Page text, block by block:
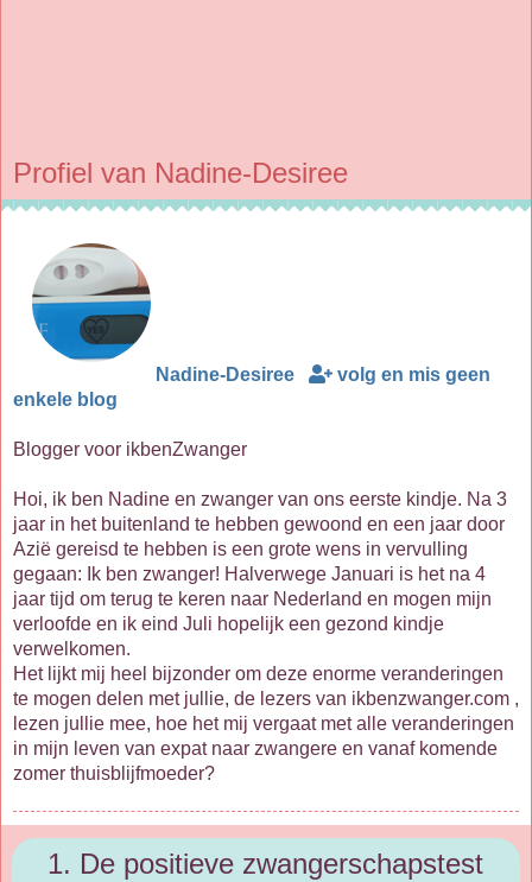
Profiel van Nadine-Desiree
Nadine-Desiree
volg en mis geen
enkele blog
Blogger voor ikbenZwanger
Hoi, ik ben Nadine en zwanger van ons eerste kindje. Na 3
jaar in het buitenland te hebben gewoond en een jaar door
Azië gereisd te hebben is een grote wens in vervulling
gegaan: Ik ben zwanger! Halverwege Januari is het na 4
jaar tijd om terug te keren naar Nederland en mogen mijn
verloofde en ik eind Juli hopelijk een gezond kindje
verwelkomen.
Het lijkt mij heel bijzonder om deze enorme veranderingen
te mogen delen met jullie, de lezers van ikbenzwanger.com ,
lezen jullie mee, hoe het mij vergaat met alle veranderingen
in mijn leven van expat naar zwangere en vanaf komende
zomer thuisblijfmoeder?
1. De positieve zwangerschapstest